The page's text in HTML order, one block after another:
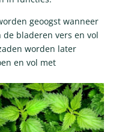
geoogst wanneer
bladeren vers en vol
worden later
en vol met